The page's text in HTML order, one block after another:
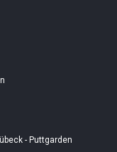
- Puttgarden